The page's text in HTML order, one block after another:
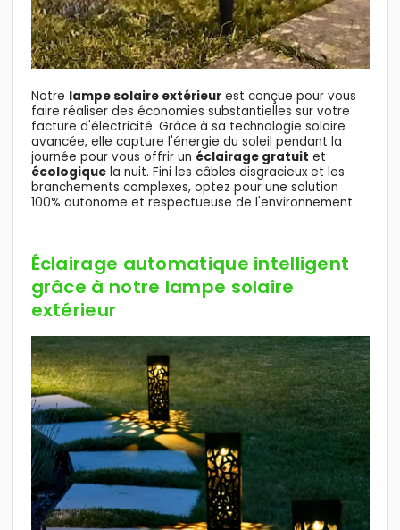
Notre lampe solaire extérieurest conçue pour vous
faire réaliser des économies substantielles sur votre
facture d'électricité. Grâce à sa technologie solaire
avancée, elle capture l'énergie du soleil pendant la
journée pour vous offrir un éclairage gratuit et
écologiquela nuit. Fini les câbles disgracieux et les
branchements complexes, optez pour une solution
100% autonome et respectueuse de l'environnement.
Éclairage automatique intelligent
grâce à notre lampe solaire
extérieur